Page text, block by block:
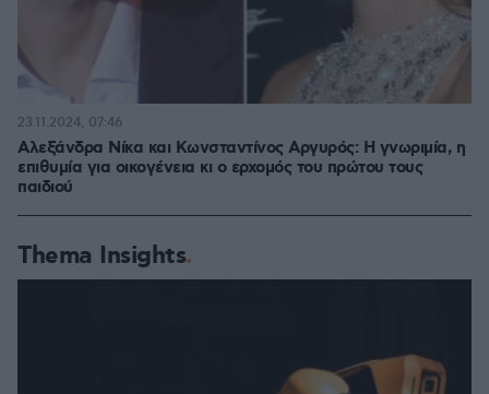
Αλεξάνδρα Νίκα και Κωνσταντίνος Αργυρός: Η γνωριμία, η
επιθυμία για οικογένεια κι ο ερχομός του πρώτου τους
παιδιού
23.11.2024, 07:46
Thema Insights